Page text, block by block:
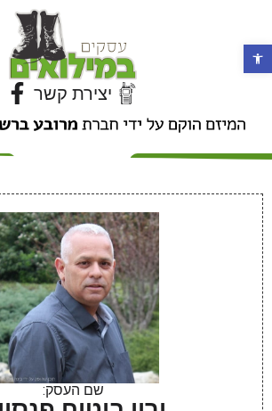
פתח סרגל נגישות
יצירת קשר
שם העסק: